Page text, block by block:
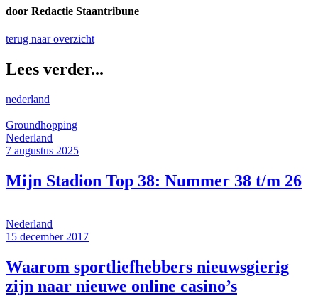
door Redactie Staantribune
terug naar overzicht
Lees verder...
nederland
Groundhopping
Nederland
7 augustus 2025
Mijn Stadion Top 38: Nummer 38 t/m 26
Nederland
15 december 2017
Waarom sportliefhebbers nieuwsgierig
zijn naar nieuwe online casino’s